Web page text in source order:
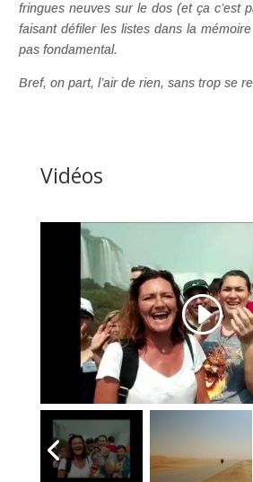
fringues neuves sur le dos (et ça c’est
faisant défiler les listes dans la
pas fondamental.
Bref, on part, l’air de rien, sans trop se
Vidéos